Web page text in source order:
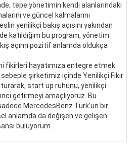
tepe yönetimin kendi alanlarındaki
ve güncel kalmalarını
yenilikçi bakış açısını yakından
katıldığım bu program, yönetim
açımı pozitif anlamda oldukça
fikirleri hayatımıza entegre etmek
şirketimiz içinde Yenilikçi Fikir
start up ruhunu, yenilikçi
getirmeyi amaçlıyoruz. Bu
MercedesBenz Türk’ün bir
anlamda da değişen ve gelişen
buluyorum.